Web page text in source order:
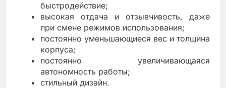
быстродействие;
высокая отдача и отзывчивость, даже
при смене режимов использования;
постоянно уменьшающиеся вес и толщина
корпуса;
постоянно увеличивающаяся
автономность работы;
стильный дизайн.